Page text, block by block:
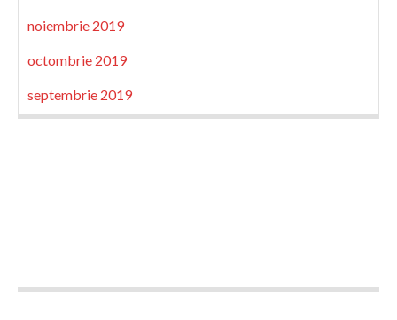
noiembrie 2019
octombrie 2019
septembrie 2019